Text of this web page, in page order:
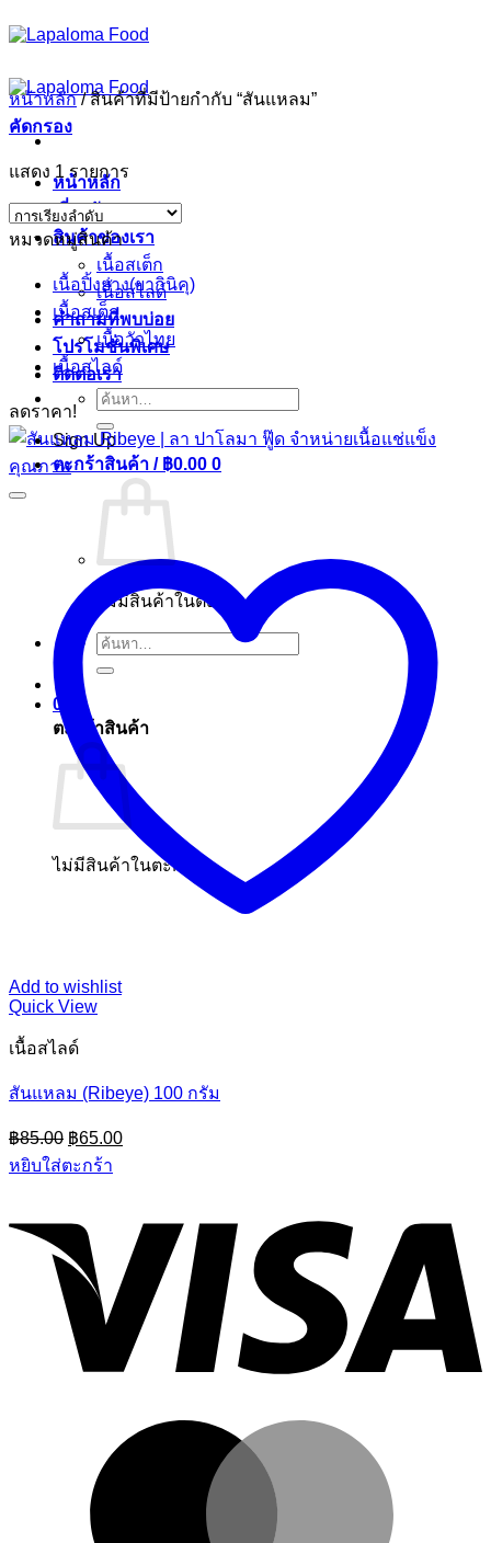
ข้าม
ไป
ยัง
เนื้อหา
หน้าหลัก
เกี่ยวกับเรา
สินค้าของเรา
เนื้อสเต็ก
เนื้อสไลด์
คำถามที่พบบ่อย
โปรโมชั่นพิเศษ
ติดต่อเรา
ค้นหา:
Sign Up
ตะกร้าสินค้า / ฿0.00 0
ไม่มีสินค้าในตะกร้า
ค้นหา:
0
ตะกร้าสินค้า
ไม่มีสินค้าในตะกร้า
หน้าหลัก /สินค้าที่มีป้ายกำกับ “สันแหลม”
คัดกรอง
แสดง 1 รายการ
หมวดหมู่สินค้า
เนื้อปิ้งย่าง(ยากินิคุ)
เนื้อสเต็ก
เนื้อวัวไทย
เนื้อสไลด์
ลดราคา!
Add to wishlist
Quick View
เนื้อสไลด์
สันแหลม (Ribeye) 100 กรัม
฿85.00 Original
price
was:
฿65.00Current
price
หยิบใส่ตะกร้า